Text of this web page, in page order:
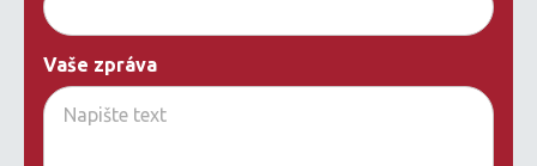
Vaše zpráva